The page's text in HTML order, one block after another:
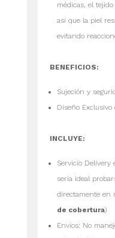
médicas, el
así que la piel
evitando
BENEFICIOS:
Sujeción y
Diseño
INCLUYE:
Servicio Delivery
sería ideal
directamente en
de cobertura)
Envíos: No